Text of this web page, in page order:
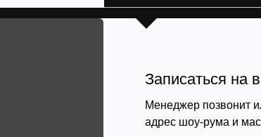
Записаться на
Менеджер позвонит
адрес шоу-рума и